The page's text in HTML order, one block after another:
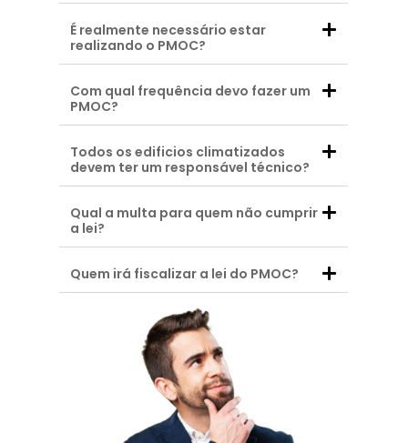
É realmente necessário estar
realizando o PMOC?
Com qual frequência devo fazer um
PMOC?
Todos os edificios climatizados
devem ter um responsável técnico?
Qual a multa para quem não cumprir
a lei?
Quem irá fiscalizar a lei do PMOC?